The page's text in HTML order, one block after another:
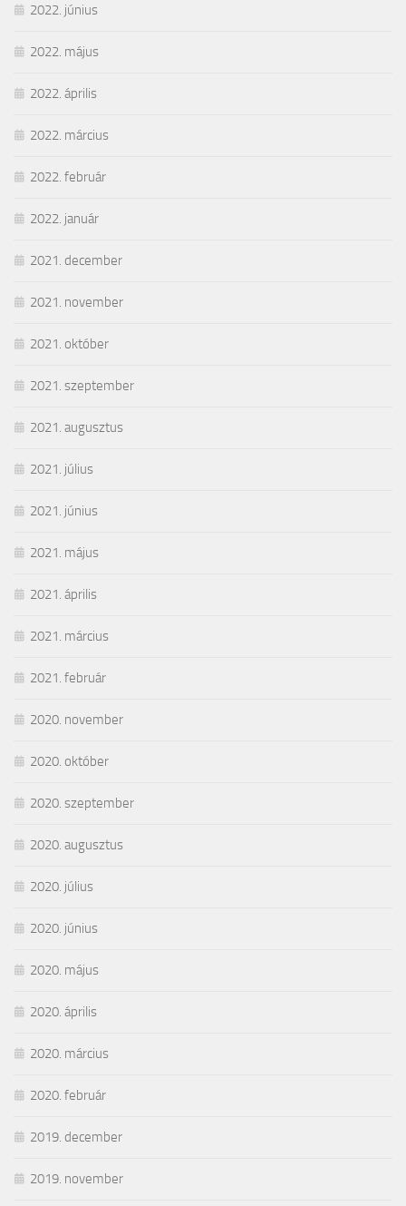
2022. június
2022. május
2022. április
2022. március
2022. február
2022. január
2021. december
2021. november
2021. október
2021. szeptember
2021. augusztus
2021. július
2021. június
2021. május
2021. április
2021. március
2021. február
2020. november
2020. október
2020. szeptember
2020. augusztus
2020. július
2020. június
2020. május
2020. április
2020. március
2020. február
2019. december
2019. november